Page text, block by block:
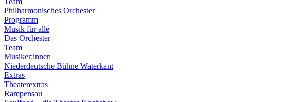
Philharmonisches Orchester
Programm
Musik für alle
Das Orchester
Team
Musiker:innen
Niederdeutsche Bühne Waterkant
Extras
Theaterextras
Rampensau